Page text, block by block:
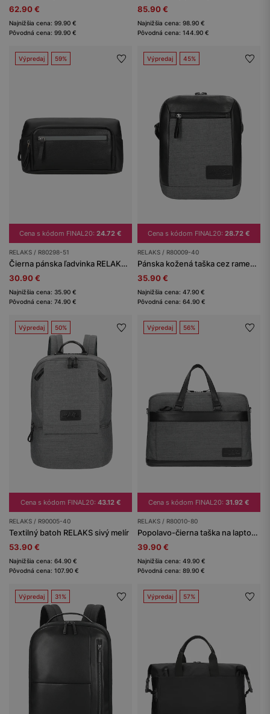
62.90 €
Najnižšia cena: 99.90 €
Pôvodná cena: 99.90 €
85.90 €
Najnižšia cena: 98.90 €
Pôvodná cena: 144.90 €
Výpredaj 59%
Cena s kódom FINAL20: 24.72 €
RELAKS / R80298-51
Čierna pánska ľadvinka RELAKS s koženkovou vložkou
30.90 €
Najnižšia cena: 35.90 €
Pôvodná cena: 74.90 €
Výpredaj 45%
Cena s kódom FINAL20: 28.72 €
RELAKS / R80009-40
Pánska kožená taška cez rameno z kože a textilu RELAKS
35.90 €
Najnižšia cena: 47.90 €
Pôvodná cena: 64.90 €
Výpredaj 50%
Cena s kódom FINAL20: 43.12 €
RELAKS / R90005-40
Textilný batoh RELAKS sivý melír
53.90 €
Najnižšia cena: 64.90 €
Pôvodná cena: 107.90 €
Výpredaj 56%
Cena s kódom FINAL20: 31.92 €
RELAKS / R80010-80
Popolavo-čierna taška na laptop s kožnými prvkami RELAKS
39.90 €
Najnižšia cena: 49.90 €
Pôvodná cena: 89.90 €
Výpredaj 31% Výpredaj 57%